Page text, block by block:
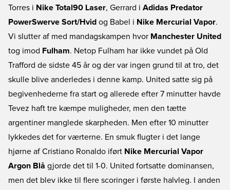
Torres i Nike Total90 Laser, Gerrard i Adidas Predator
PowerSwerve Sort/Hvid og Babel i Nike Mercurial Vapor.
Vi slutter af med mandagskampen hvor Manchester United
tog imod Fulham. Netop Fulham har ikke vundet på Old
Trafford de sidste 45 år og der var ingen grund til at tro, det
skulle blive anderledes i denne kamp. United satte sig på
begivenhederne fra start og allerede efter 7 minutter havde
Tevez haft tre kæmpe muligheder, men den tætte
argentiner manglede skarpheden. Men efter 10 minutter
lykkedes det for værterne. En smuk flugter i det lange
hjørne af Cristiano Ronaldo iført Nike Mercurial Vapor
Argon Blå gjorde det til 1-0. United fortsatte dominansen,
men det blev ikke til flere scoringer i første halvleg. I anden